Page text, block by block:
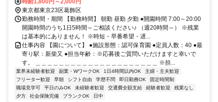
東京都東京23区葛飾区
勤務時間・期間 【勤務時間】 朝勤 昼勤 夕勤 ●開園時間 7:00～20:00
開園時間のうち1日5時間～ご相談ください♪ （週20時間～） ※残業
は基本的にありません！ ※時短・早番希望・遅...
仕事内容 【園について】 ●施設形態：認可保育園 ●定員人数：40 ●最
寄り駅：新柴又 ●担当年齢：※応募後ご質問いただけますと幸いで
す。 ＿＿＿＿＿＿＿＿＿＿＿＿＿＿＿＿＿＿＿＿＿ ※担...
業界未経験者歓迎 副業・WワークOK 1日4時間以内OK
主婦・主夫歓迎
フリーター歓迎
早朝 シフト自由 学歴不問 即日勤務OK
固定時間制
職場見学可
平日のみOK 未経験者歓迎 交通費全額支給 経験者歓迎
残業なし
夕方
社会保険完備 ブランクOK 日中